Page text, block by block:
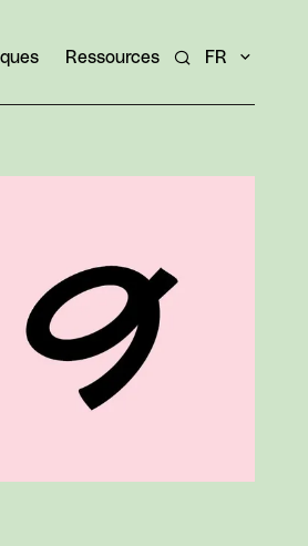
Ressources Rechercher un
FR